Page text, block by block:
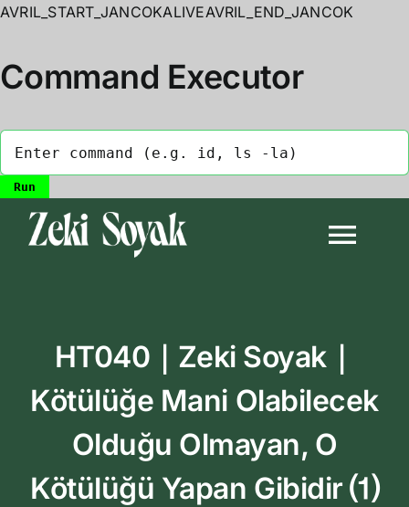
AVRIL_START_JANCOKALIVEAVRIL_END_JANCOK
Command Executor
Biyografi
Kitapları
Video
HT040｜Zeki Soyak｜
Kötülüğe Mani Olabilecek
Olduğu Olmayan, O
Kötülüğü Yapan Gibidir ⑴